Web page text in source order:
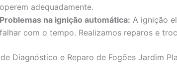
operem adequadamente.
Problemas na ignição automática: A ignição
falhar com o tempo. Realizamos reparos e
Diagnóstico e Reparo de Fogões Jardim